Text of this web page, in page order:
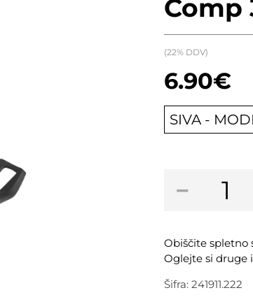
Comp
6.90€
(22% DDV)
SIVA -
−
bidona
Comp
3.0
količina
Obiščite spletno
Oglejte si
Šifra:241911.222